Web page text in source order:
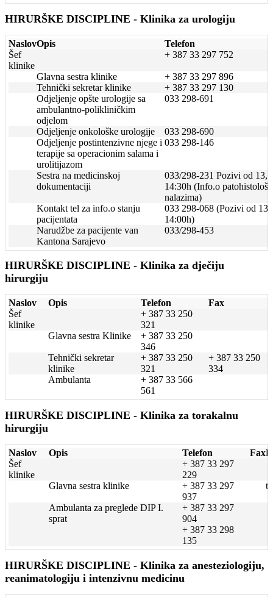
HIRURŠKE DISCIPLINE - Klinika za urologiju
NaslovOpis
Telefon
Šef
klinike
+ 387 33 297 752
Glavna sestra klinike
+ 387 33 297 896
Tehnički sekretar klinike
+ 387 33 297 130
Odjeljenje opšte urologije sa
ambulantno-polikliničkim
odjelom
033 298-691
Odjeljenje onkološke urologije
033 298-690
Odjeljenje postintenzivne njege i
terapije sa operacionim salama i
urolitijazom
033 298-146
Sestra na medicinskoj
dokumentaciji
033/298-231 Pozivi od
14:30h (Info.o
nalazima)
Kontakt tel za info.o stanju
pacijentata
033 298-068 (Pozivi od
14:00h)
Narudžbe za pacijente van
Kantona Sarajevo
033/298-453
HIRURŠKE DISCIPLINE - Klinika za dječiju
hirurgiju
Naslov Opis Telefon
Fax
Šef
klinike
+ 387 33 250
321
Glavna sestra Klinike
+ 387 33 250
346
Tehnički sekretar
klinike
+ 387 33 250
321
+ 387 33 250
334
Ambulanta
+ 387 33 566
561
HIRURŠKE DISCIPLINE - Klinika za torakalnu
hirurgiju
Naslov Opis Telefon Fax
Šef
klinike
+ 387 33 297
229
Glavna sestra klinike
+ 387 33 297
937
Ambulanta za preglede DIP I.
sprat
+ 387 33 297
904
+ 387 33 298
135
HIRURŠKE DISCIPLINE - Klinika za anesteziologiju,
reanimatologiju i intenzivnu medicinu